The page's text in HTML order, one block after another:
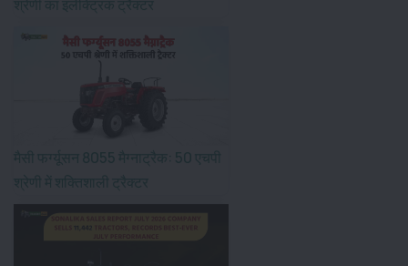
श्रेणी का इलेक्ट्रिक ट्रैक्टर
मैसी फर्ग्यूसन 8055 मैग्नाट्रैक: 50 एचपी
श्रेणी में शक्तिशाली ट्रैक्टर